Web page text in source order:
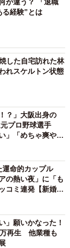
が違う？ 「退職
る経験”とは
した自宅訪れた林
れスケルトン状態
？」大阪出身の
プロ野球選手
」「めちゃ爽や
運命的カップル
の熱い夜」に「も
コミ連発【新婚さ
」願いかなった！
万再生 他業種も